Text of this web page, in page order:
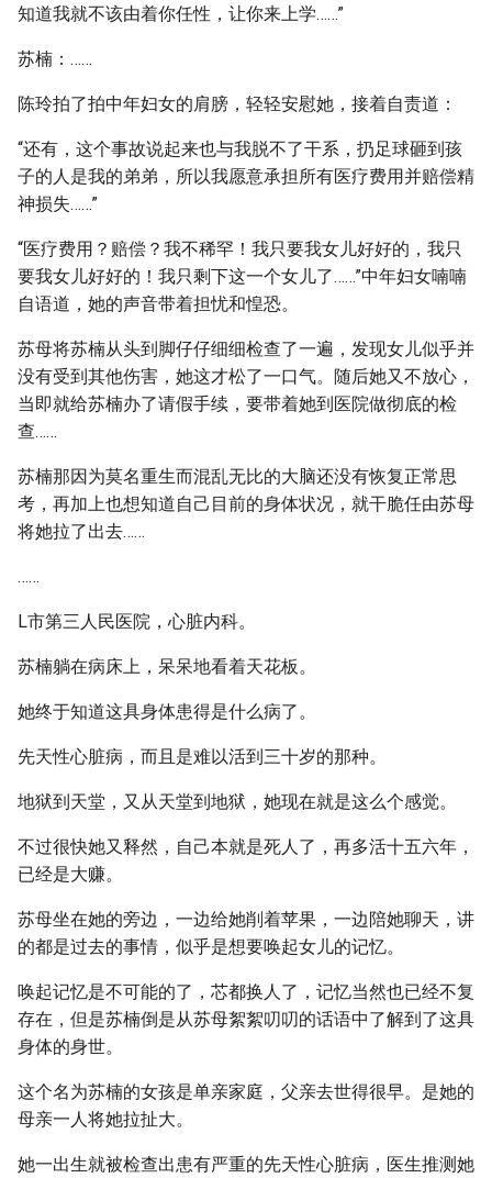
知道我就不该由着你任性，让你来上学……”
苏楠：……
陈玲拍了拍中年妇女的肩膀，轻轻安慰她，接着自责道：
“还有，这个事故说起来也与我脱不了干系，扔足球砸到孩
子的人是我的弟弟，所以我愿意承担所有医疗费用并赔偿精
神损失……”
“医疗费用？赔偿？我不稀罕！我只要我女儿好好的，我只
要我女儿好好的！我只剩下这一个女儿了……”中年妇女喃喃
自语道，她的声音带着担忧和惶恐。
苏母将苏楠从头到脚仔仔细细检查了一遍，发现女儿似乎并
没有受到其他伤害，她这才松了一口气。随后她又不放心，
当即就给苏楠办了请假手续，要带着她到医院做彻底的检
查……
苏楠那因为莫名重生而混乱无比的大脑还没有恢复正常思
考，再加上也想知道自己目前的身体状况，就干脆任由苏母
将她拉了出去……
……
L市第三人民医院，心脏内科。
苏楠躺在病床上，呆呆地看着天花板。
她终于知道这具身体患得是什么病了。
先天性心脏病，而且是难以活到三十岁的那种。
地狱到天堂，又从天堂到地狱，她现在就是这么个感觉。
不过很快她又释然，自己本就是死人了，再多活十五六年，
已经是大赚。
苏母坐在她的旁边，一边给她削着苹果，一边陪她聊天，讲
的都是过去的事情，似乎是想要唤起女儿的记忆。
唤起记忆是不可能的了，芯都换人了，记忆当然也已经不复
存在，但是苏楠倒是从苏母絮絮叨叨的话语中了解到了这具
身体的身世。
这个名为苏楠的女孩是单亲家庭，父亲去世得很早。是她的
母亲一人将她拉扯大。
她一出生就被检查出患有严重的先天性心脏病，医生推测她